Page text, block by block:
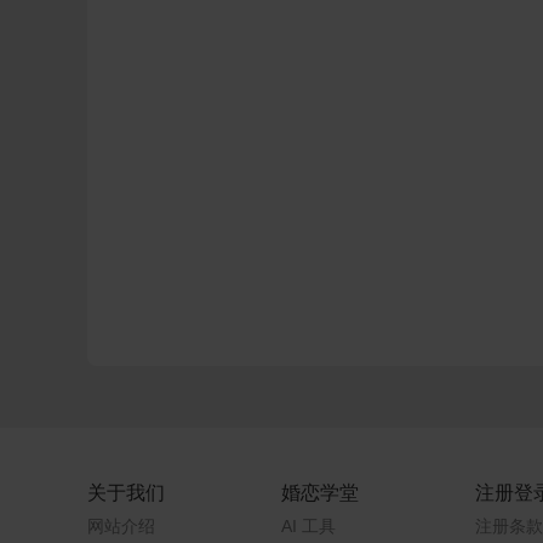
关于我们
网站介绍
婚恋学堂
AI 工具
注册登
注册条款